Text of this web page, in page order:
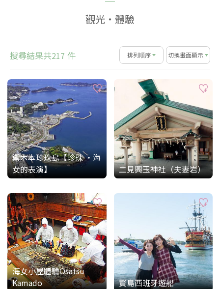
觀光‧體驗
搜尋結果共217 件 排列順序 切換畫面顯示
禦木本珍珠島【珍珠 ・海
女的表演】
二見興玉神社（夫妻岩）
海女小屋體驗Osatsu
Kamado
賢島西班牙遊船